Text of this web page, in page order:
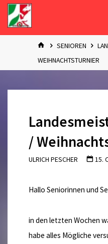
Zum
Inhalt
springen
STARTSENIOREN
WEIHNACHTSTURNIER
/
ULRICH PESCHER 15.
Hallo Seniorinnen und
in den letzten Wochen
habe alles Mögliche